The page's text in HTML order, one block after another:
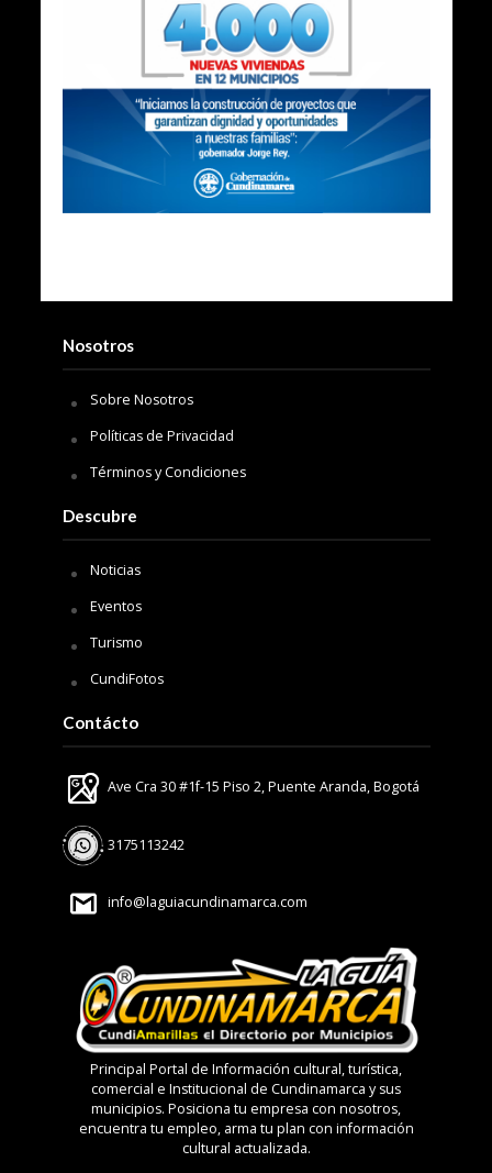
Nosotros
Sobre Nosotros
Políticas de Privacidad
Términos y Condiciones
Descubre
Noticias
Eventos
Turismo
CundiFotos
Contácto
Ave Cra 30 #1f-15 Piso 2, Puente Aranda, Bogotá
3175113242
info@laguiacundinamarca.com
Principal Portal de Información cultural, turística,
comercial e Institucional de Cundinamarca y sus
municipios. Posiciona tu empresa con nosotros,
encuentra tu empleo, arma tu plan con información
cultural actualizada.